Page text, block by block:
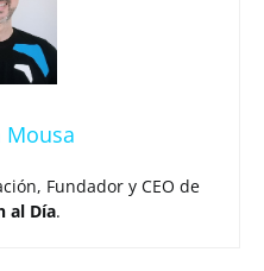
Mousa
Fundador y CEO de
al Día.